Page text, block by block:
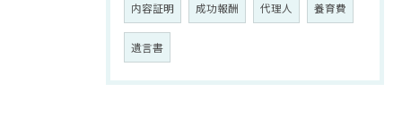
内容証明 成功報酬 代理人 養育費
遺言書